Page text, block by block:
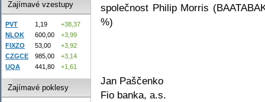
společnost Philip Morris
%)
Jan Paščenko
Fio banka, a.s.
Zajímavé vzestupy
PVT 1,19
+38,37
NLOK
600,00
+3,99
FIXZO
53,00
+3,92
CZGCE
985,00
+3,14
UQA
441,80 +1,61
Zajímavé poklesy